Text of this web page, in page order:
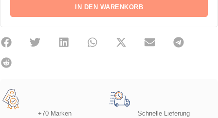
IN DEN WARENKORB
+70 Marken Schnelle Lieferung